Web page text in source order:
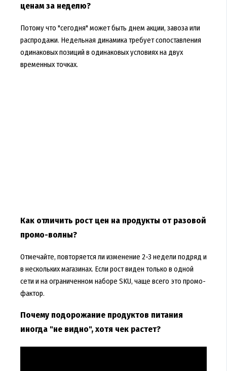
ценам за неделю?
Потому что "сегодня" может быть днем акции, завоза или
распродажи. Недельная динамика требует сопоставления
одинаковых позиций в одинаковых условиях на двух
временных точках.
Как отличить рост цен на продукты от разовой
промо-волны?
Отмечайте, повторяется ли изменение 2-3 недели подряд и
в нескольких магазинах. Если рост виден только в одной
сети и на ограниченном наборе SKU, чаще всего это промо-
фактор.
Почему подорожание продуктов питания
иногда "не видно", хотя чек растет?